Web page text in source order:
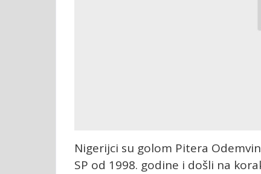
Nigerijci su golom Pitera
SP od 1998. godine i došli na